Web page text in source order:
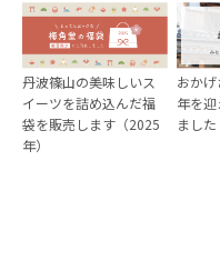
丹波篠山の美味しいス
イーツを詰め込んだ福
袋を販売します（2025
年）
おか
年を
ました